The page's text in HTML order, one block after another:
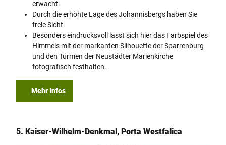
erwacht.
Durch die erhöhte Lage des Johannisbergs haben Sie
freie Sicht.
Besonders eindrucksvoll lässt sich hier das Farbspiel des
Himmels mit der markanten Silhouette der Sparrenburg
und den Türmen der Neustädter Marienkirche
fotografisch festhalten.
Mehr Infos
5. Kaiser-Wilhelm-Denkmal, Porta Westfalica